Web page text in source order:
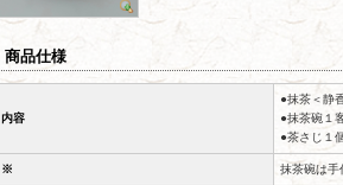
商品仕様
内容
●抹茶＜静
●抹茶碗１
●茶さじ１
※ 抹茶碗は手